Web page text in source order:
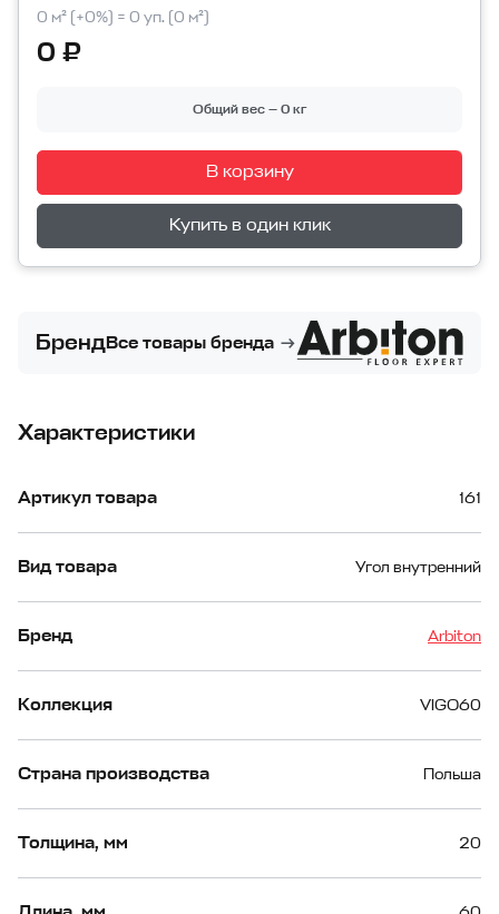
0 м² (+0%) = 0 уп. (0 м²)
0 ₽
Общий вес — 0 кг
В корзину
Перейти в корзину
Купить в один клик
БрендВсе товары бренда
Характеристики
Артикул товара 161
Вид товара Угол внутренний
Бренд Arbiton
Коллекция VIGO60
Страна производства Польша
Толщина, мм 20